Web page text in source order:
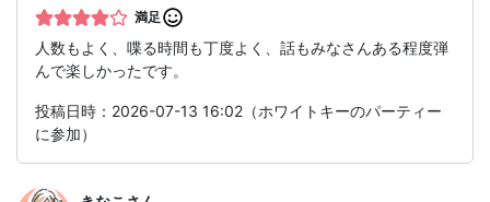
満足
人数もよく、喋る時間も丁度よく、話もみなさんある程度弾
んで楽しかったです。
投稿日時：2026-07-13 16:02（ホワイトキーのパーティー
に参加）